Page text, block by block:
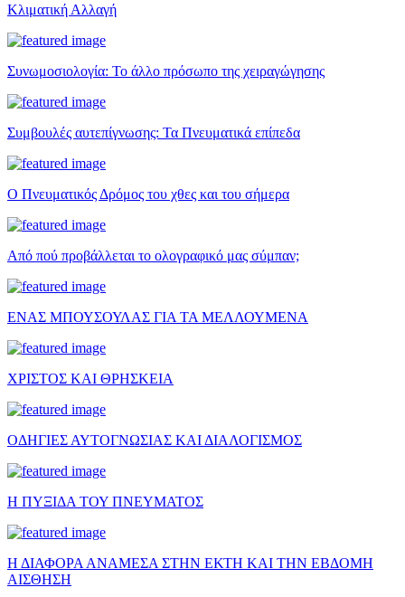
Κλιματική Αλλαγή
Συνωμοσιολογία: Το άλλο πρόσωπο της χειραγώγησης
Συμβουλές αυτεπίγνωσης: Τα Πνευματικά επίπεδα
Ο Πνευματικός Δρόμος του χθες και του σήμερα
Από πού προβάλλεται το ολογραφικό μας σύμπαν;
ΕΝΑΣ ΜΠΟΥΣΟΥΛΑΣ ΓΙΑ ΤΑ ΜΕΛΛΟΥΜΕΝΑ
ΧΡΙΣΤΟΣ ΚΑΙ ΘΡΗΣΚΕΙΑ
ΟΔΗΓΙΕΣ ΑΥΤΟΓΝΩΣΙΑΣ ΚΑΙ ΔΙΑΛΟΓΙΣΜΟΣ
Η ΠΥΞΙΔΑ ΤΟΥ ΠΝΕΥΜΑΤΟΣ
Η ΔΙΑΦΟΡΑ ΑΝΑΜΕΣΑ ΣΤΗΝ ΕΚΤΗ ΚΑΙ ΤΗΝ ΕΒΔΟΜΗ
ΑΙΣΘΗΣΗ